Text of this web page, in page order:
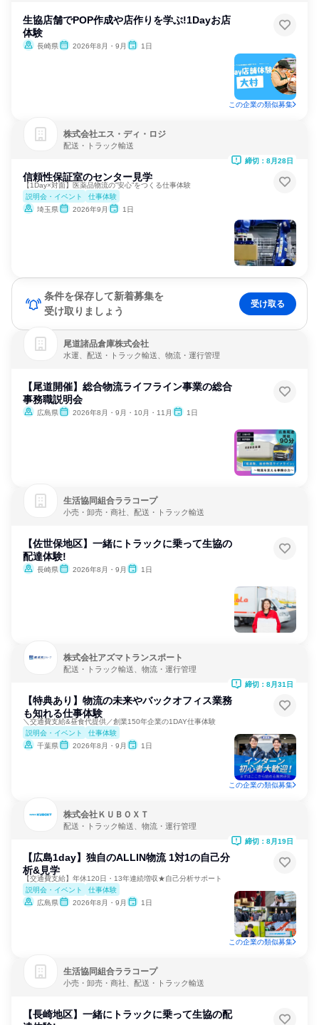
生協店舗でPOP作成や店作りを学ぶ!1Dayお店
体験
長崎県 2026年8月・9月 1日
この企業の類似募集
株式会社エス・ディ・ロジ
配送・トラック輸送
信頼性保証室のセンター見学
【1Day×対面】医薬品物流の”安心”をつくる仕事体験
説明会・イベント
仕事体験
埼玉県
2026年9月 1日
締切：8月28日
条件を保存して新着募集を
受け取りましょう
受け取る
尾道諸品倉庫株式会社
水運、配送・トラック輸送、物流・運行管理
【尾道開催】総合物流ライフライン事業の総合
事務職説明会
広島県 2026年8月・9月・10月・11月 1日
生活協同組合ララコープ
小売・卸売・商社、配送・トラック輸送
【佐世保地区】一緒にトラックに乗って生協の
配達体験!
長崎県 2026年8月・9月 1日
株式会社アズマトランスポート
配送・トラック輸送、物流・運行管理
【特典あり】物流の未来やバックオフィス業務
も知れる仕事体験
＼交通費支給&昼食代提供／創業150年企業の1DAY仕事体験
説明会・イベント
仕事体験
千葉県
2026年8月・9月 1日
締切：8月31日
この企業の類似募集
株式会社ＫＵＢＯＸＴ
配送・トラック輸送、物流・運行管理
【広島1day】独自のALLIN物流 1対1の自己分
析&見学
【交通費支給】年休120日・13年連続増収★自己分析サポート
説明会・イベント
仕事体験
広島県
2026年8月・9月 1日
締切：8月19日
この企業の類似募集
生活協同組合ララコープ
小売・卸売・商社、配送・トラック輸送
【長崎地区】一緒にトラックに乗って生協の配